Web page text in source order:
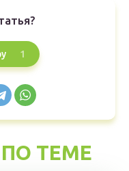
1
ТЕМЕ